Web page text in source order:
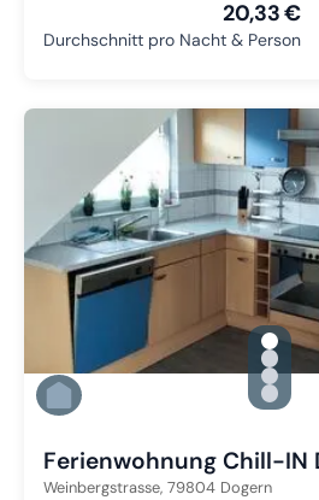
20,33 €
Durchschnitt pro Nacht & Person
Zu
Zu
Zu
Zu
Ferienwohnung Chill-IN
Weinbergstrasse, 79804 Dogern